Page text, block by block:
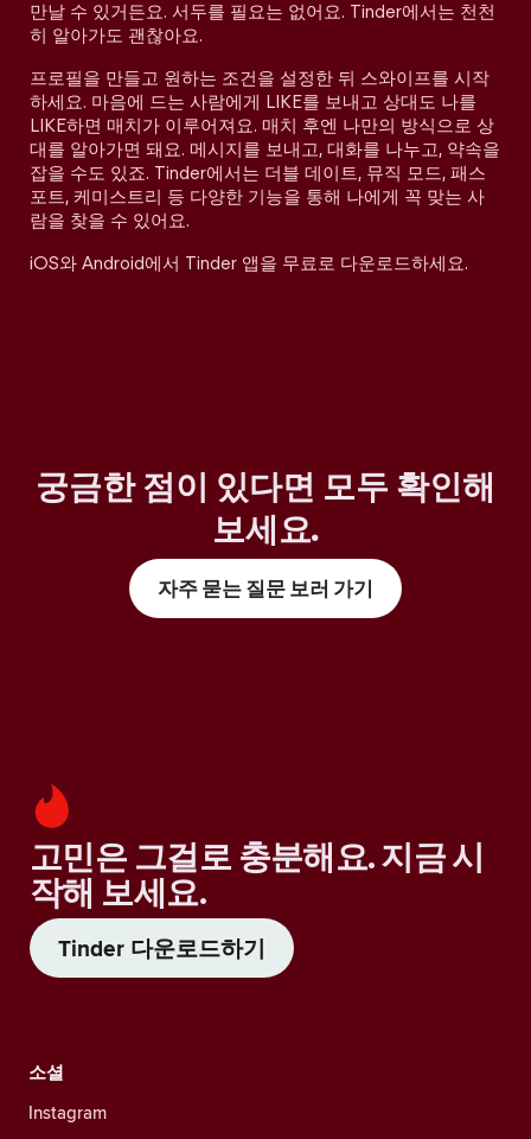
만날 수 있거든요. 서두를 필요는 없어요. Tinder에서는 천천
히 알아가도 괜찮아요.
프로필을 만들고 원하는 조건을 설정한 뒤 스와이프를 시작
하세요. 마음에 드는 사람에게 LIKE를 보내고 상대도 나를
LIKE하면 매치가 이루어져요. 매치 후엔 나만의 방식으로 상
대를 알아가면 돼요. 메시지를 보내고, 대화를 나누고, 약속을
잡을 수도 있죠. Tinder에서는 더블 데이트, 뮤직 모드, 패스
포트, 케미스트리 등 다양한 기능을 통해 나에게 꼭 맞는 사
람을 찾을 수 있어요.
iOS와 Android에서 Tinder 앱을 무료로 다운로드하세요.
궁금한 점이 있다면 모두 확인해
보세요.
자주 묻는 질문 보러 가기
고민은 그걸로 충분해요. 지금 시
작해 보세요.
Tinder 다운로드하기
소셜
Instagram